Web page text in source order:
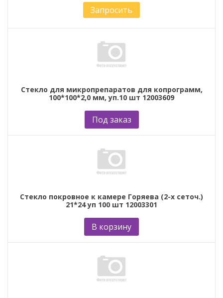
Запросить
Стекло для микропрепаратов для копрограмм,
100*100*2,0 мм, уп.10 шт 12003609
Под заказ
Стекло покровное к камере Горяева (2-х сеточ.)
21*24 уп 100 шт 12003301
В корзину